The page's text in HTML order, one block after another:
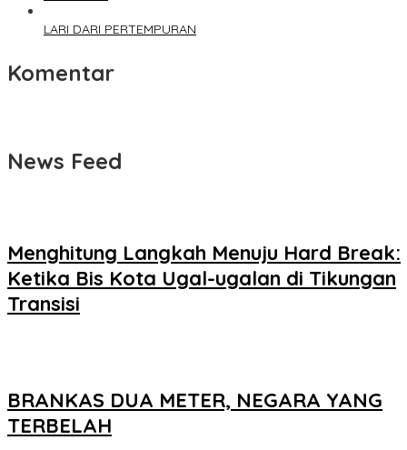
LARI DARI PERTEMPURAN
Komentar
News Feed
Menghitung Langkah Menuju Hard Break:
Ketika Bis Kota Ugal-ugalan di Tikungan
Transisi
BRANKAS DUA METER, NEGARA YANG
TERBELAH